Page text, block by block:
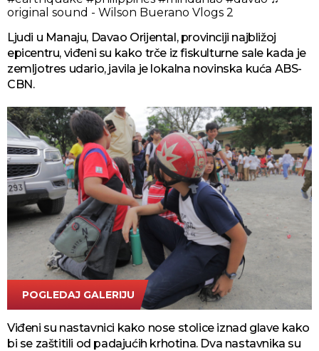
original sound - Wilson Buerano Vlogs 2
Ljudi u Manaju, Davao Orijental, provinciji najbližoj
epicentru, viđeni su kako trče iz fiskulturne sale kada je
zemljotres udario, javila je lokalna novinska kuća ABS-
CBN.
POGLEDAJ GALERIJU
Viđeni su nastavnici kako nose stolice iznad glave kako
bi se zaštitili od padajućih krhotina. Dva nastavnika su